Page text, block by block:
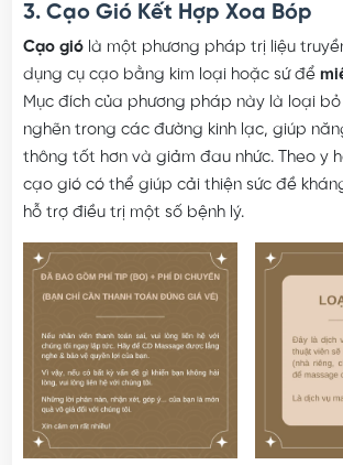
3. Cạo Gió Kết Hợp Xoa Bóp
Cạo giólà một phương pháp trị liệu
dụng cụ cạo bằng kim loại hoặc sứ để
Mục đích của phương pháp này là loại
nghẽn trong các đường kinh lạc, giúp
thông tốt hơn và giảm đau nhức. Theo y
cạo gió có thể giúp cải thiện sức đề
hỗ trợ điều trị một số bệnh lý.